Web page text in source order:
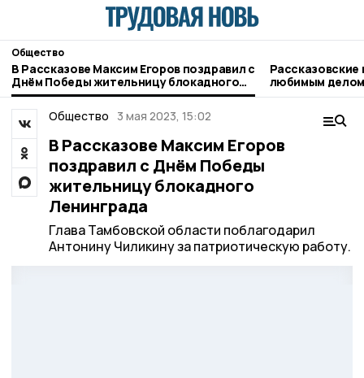
Общество
В Рассказове Максим Егоров поздравил с
Днём Победы жительницу блокадного
Ленинграда
любимым делом
Общество 3 мая 2023, 15:02
В Рассказове Максим Егоров
поздравил с Днём Победы
жительницу блокадного
Ленинграда
Глава Тамбовской области поблагодарил
Антонину Чиликину за патриотическую работу.